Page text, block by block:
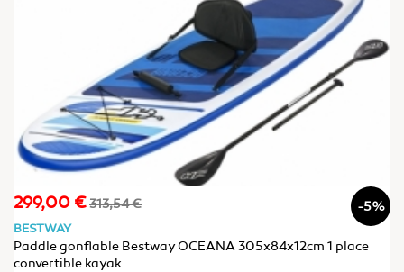
Prix
299,00 €Prix
313,54 € -5%
BESTWAY
Paddle gonflable Bestway OCEANA 305x84x12cm 1 place
convertible kayak